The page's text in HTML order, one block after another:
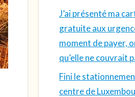
J’ai présenté ma
gratuite aux
moment de payer,
qu’elle ne couvrait
Fini le
centre de